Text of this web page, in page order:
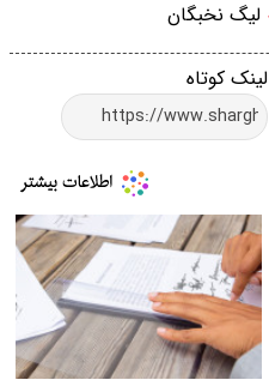
لیگ نخبگان
لینک کوتاه